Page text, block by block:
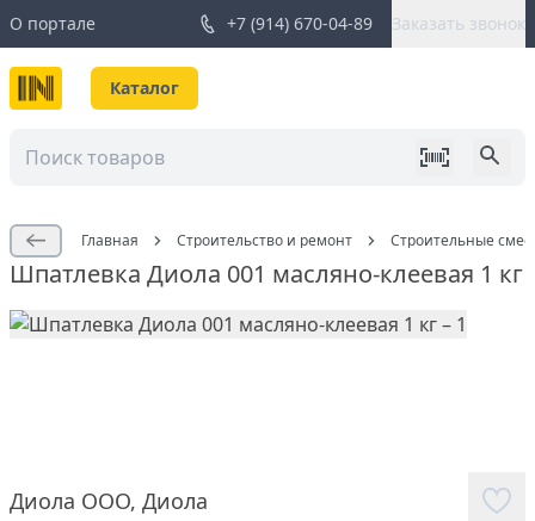
О портале +7 (914) 670-04-89 Заказать звонок
Каталог
Главная Строительство и ремонт Строительные
Шпатлевка Диола 001 масляно-клеевая 1 кг
Диола ООО, Диола